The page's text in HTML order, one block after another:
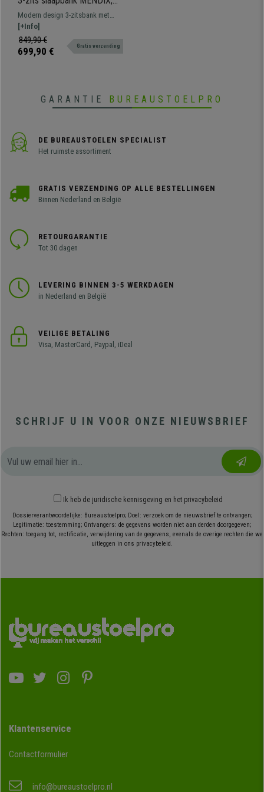
Slaapfunctie 180 x 110 cm,
Modern Ontwerp, Groot
Comfort, in Beige Stof
Modern design 3-zitsbank met
dikke vulling en rubberhouten
poten.
[+Info]
849,90 €
699,90 € Gratis verzending
GARANTIE BUREAUSTOELPRO
DE BUREAUSTOELEN SPECIALIST
Het ruimste assortiment
GRATIS VERZENDING OP ALLE BESTELLINGEN
Binnen Nederland en België
RETOURGARANTIE
Tot 30 dagen
LEVERING BINNEN 3-5 WERKDAGEN
in Nederland en België
VEILIGE BETALING
Visa, MasterCard, Paypal, iDeal
SCHRIJF U IN VOOR ONZE NIEUWSBRIEF
Ik heb de juridische kennisgeving en het privacybeleid
Dossierverantwoordelijke: Bureaustoelpro; Doel: verzoek om de nieuwsbrief te ontvangen;
Legitimatie: toestemming; Ontvangers: de gegevens worden niet aan derden doorgegeven;
Rechten: toegang tot, rectificatie, verwijdering van de gegevens, evenals de overige rechten die we
uitleggen in ons privacybeleid.
Klantenservice
Contactformulier
info@bureaustoelpro.nl